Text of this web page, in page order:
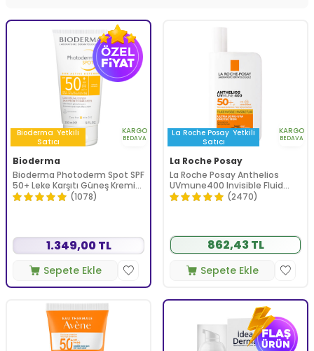
Bioderma Yetkili
Satıcı
KARGO
BEDAVA
Bioderma
Bioderma Photoderm Spot SPF
50+ Leke Karşıtı Güneş Kremi
150 ml
(1078)
1.349,00 TL
Sepete Ekle
La Roche Posay Yetkili
Satıcı
KARGO
BEDAVA
La Roche Posay
La Roche Posay Anthelios
UVmune400 Invisible Fluid
Tüm Cilt Tipleri İçin SPF50+
(2470)
862,43 TL
Sepete Ekle